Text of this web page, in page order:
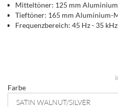
Mitteltöner: 125 mm
Tieftöner: 165 mm Aluminium-
Frequenzbereich: 45 Hz - 35 kHz
Farbe